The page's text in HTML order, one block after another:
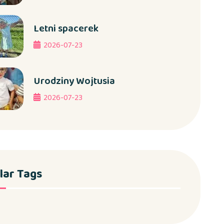
Letni spacerek
2026-07-23
Urodziny Wojtusia
2026-07-23
Tags